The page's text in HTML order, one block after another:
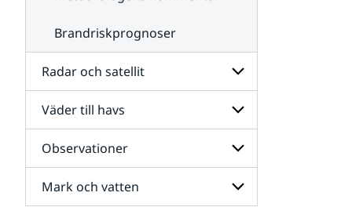
Brandriskprognoser
Radar och satellit
Undersidor
för
Radar
och
satellit
Väder till havs
Undersidor
för
Väder
till
havs
Observationer
Undersidor
för
Mark och vatten